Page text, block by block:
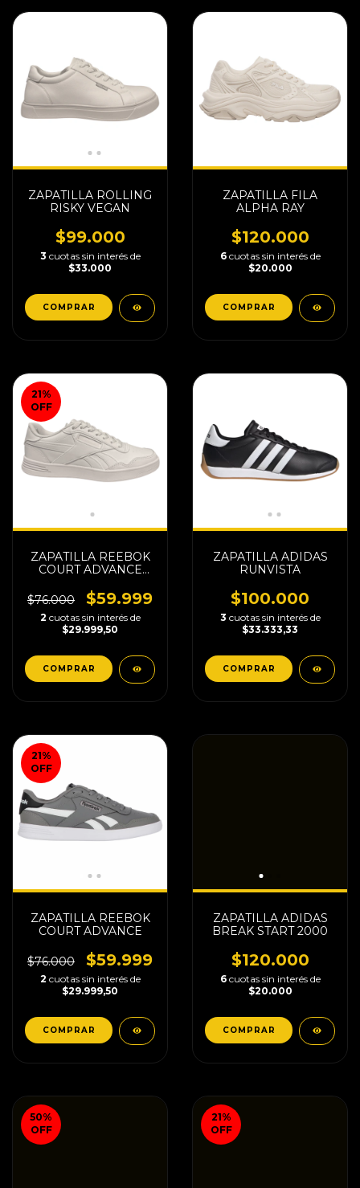
ZAPATILLA ROLLING
RISKY VEGAN
$99.000
3 cuotas sin interés de
$33.000
COMPRAR
ZAPATILLA FILA
ALPHA RAY
$120.000
6 cuotas sin interés de
$20.000
COMPRAR
21%
OFF
ZAPATILLA REEBOK
COURT ADVANCE
$76.000
$59.999
2 cuotas sin interés de
$29.999,50
COMPRAR
ZAPATILLA ADIDAS
RUNVISTA
$100.000
3 cuotas sin interés de
$33.333,33
COMPRAR
21%
OFF
ZAPATILLA REEBOK
COURT ADVANCE
$76.000 $59.999
2 cuotas sin interés de
$29.999,50
COMPRAR
ZAPATILLA ADIDAS
BREAK START 2000
$120.000
6 cuotas sin interés de
$20.000
COMPRAR
50%
OFF
21%
OFF